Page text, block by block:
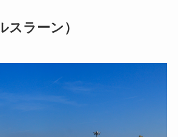
スラーン）